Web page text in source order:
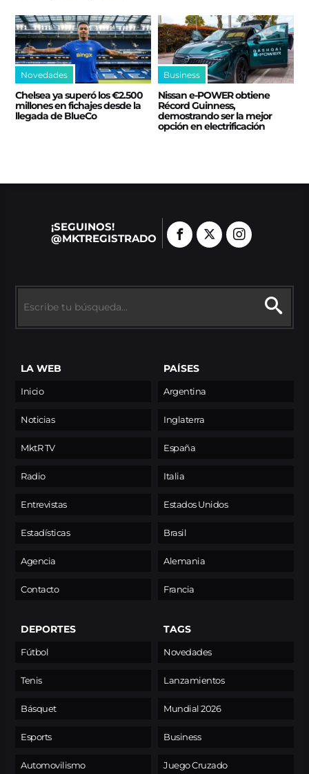
Novedades
Chelsea ya superó los €2.500
millones en fichajes desde la
llegada de BlueCo
Business
Nissan e‑POWER obtiene
Récord Guinness,
demostrando ser la mejor
opción en electrificación
¡SEGUINOS!
@MKTREGISTRADO
LA WEB
Inicio
Noticias
MktR TV
Radio
Entrevistas
Estadísticas
Agencia
Contacto
PAÍSES
Argentina
Inglaterra
España
Italia
Estados Unidos
Brasil
Alemania
Francia
DEPORTES
Fútbol
Tenis
Básquet
Esports
Automovilismo
TAGS
Novedades
Lanzamientos
Mundial 2026
Business
Juego Cruzado